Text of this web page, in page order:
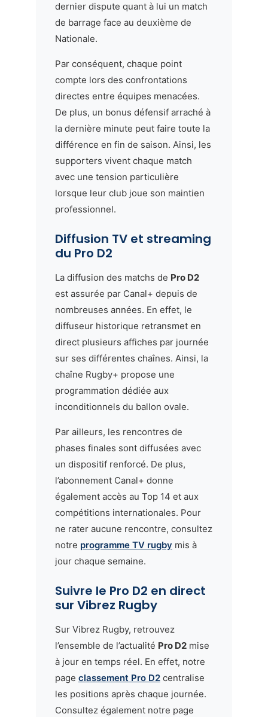
dernier dispute quant à lui un match
de barrage face au deuxième de
Nationale.
Par conséquent, chaque point
compte lors des confrontations
directes entre équipes menacées.
De plus, un bonus défensif arraché à
la dernière minute peut faire toute la
différence en fin de saison. Ainsi, les
supporters vivent chaque match
avec une tension particulière
lorsque leur club joue son maintien
professionnel.
Diffusion TV et streaming
du Pro D2
La diffusion des matchs de Pro D2
est assurée par Canal+ depuis de
nombreuses années. En effet, le
diffuseur historique retransmet en
direct plusieurs affiches par journée
sur ses différentes chaînes. Ainsi, la
chaîne Rugby+ propose une
programmation dédiée aux
inconditionnels du ballon ovale.
Par ailleurs, les rencontres de
phases finales sont diffusées avec
un dispositif renforcé. De plus,
l’abonnement Canal+ donne
également accès au Top 14 et aux
compétitions internationales. Pour
ne rater aucune rencontre, consultez
notre programme TV rugby mis à
jour chaque semaine.
Suivre le Pro D2 en direct
sur Vibrez Rugby
Sur Vibrez Rugby, retrouvez
l’ensemble de l’actualité Pro D2mise
à jour en temps réel. En effet, notre
page classement Pro D2centralise
les positions après chaque journée.
Consultez également notre page